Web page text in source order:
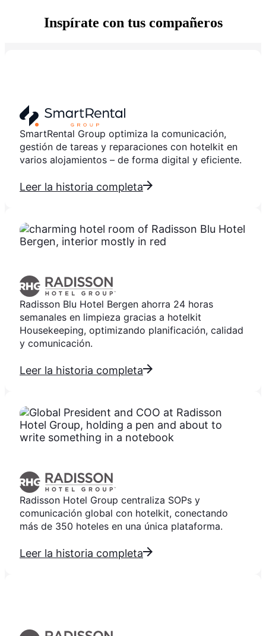
Inspírate con tus compañeros
SmartRental Group optimiza la comunicación,
gestión de tareas y reparaciones con hotelkit en
varios alojamientos – de forma digital y eficiente.
Leer la historia completa
Radisson Blu Hotel Bergen ahorra 24 horas
semanales en limpieza gracias a hotelkit
Housekeeping, optimizando planificación, calidad
y comunicación.
Leer la historia completa
Radisson Hotel Group centraliza SOPs y
comunicación global con hotelkit, conectando
más de 350 hoteles en una única plataforma.
Leer la historia completa